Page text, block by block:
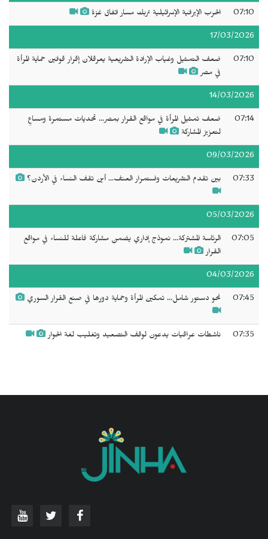
07:10 الحرب الإيرانية الإسرائيلية تربك مسار اتفاق غزة
17/03/2026
07:10
ضعف التمثيل وغياب الإرادة التشريعية يعرقلان إقرار قوانين حماية المرأة
في مصر
14/03/2026
07:14
ضعف تمثيل المرأة في مواقع القرار بمصر... تحديات مستمرة ومساعٍ
لتعزيز المشاركة
09/03/2026
07:33 بين تقدم التشريعات واستمرار العنف... أين تقف النساء في الأردن؟
05/03/2026
07:05
الرئاسة المشتركة... نموذج إداري يضمن مشاركة فاعلة للنساء في مواقع
القرار
04/03/2026
07:45 نحو دستور شامل... تمكين المرأة وحماية دورها في صنع القرار السوري
07:35 ناشطات عراقيات يدعون لوقف التصعيد وتغليب لغة الحوار